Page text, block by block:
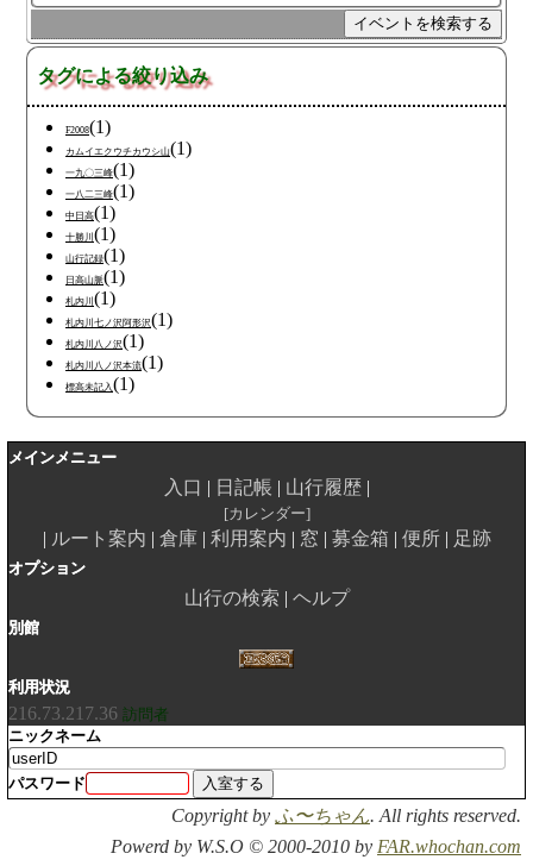
タグによる絞り込み
F2008(1)
カムイエクウチカウシ山(1)
一九〇三峰(1)
一八二三峰(1)
中日高(1)
十勝川 (1)
山行記録(1)
日高山脈(1)
札内川 (1)
札内川七ノ沢阿形沢(1)
札内川八ノ沢(1)
札内川八ノ沢本流(1)
標高未記入 (1)
メインメニュー
入口 日記帳 山行履歴
カレンダー
ルート案内 倉庫 利用案内 窓 募金箱 便所 足跡
オプション
山行の検索 ヘルプ
別館
利用状況
216.73.217.36 訪問者
ニックネーム
パスワード
Copyright by ふ〜ちゃん. All rights reserved.
Powerd by W.S.O © 2000-2010 by FAR.whochan.com